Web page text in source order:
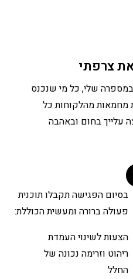
צרפתי
שלי, כל מי שנכנס
מהלקוחות כל
עלייך בחום ובאהבה
בסיום הפגישה תקבלו תוכנית
פעולה ברורה ומעשית הכוללת:
הצעות לשינוי העמדת
ריהוט וזרימה נכונה של
החלל